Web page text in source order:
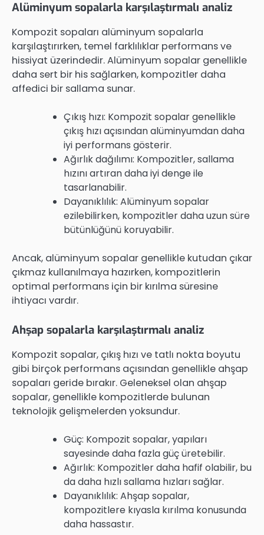
Alüminyum sopalarla karşılaştırmalı analiz
Kompozit sopaları alüminyum sopalarla
karşılaştırırken, temel farklılıklar performans ve
hissiyat üzerindedir. Alüminyum sopalar genellikle
daha sert bir his sağlarken, kompozitler daha
affedici bir sallama sunar.
Çıkış hızı: Kompozit sopalar genellikle
çıkış hızı açısından alüminyumdan daha
iyi performans gösterir.
Ağırlık dağılımı: Kompozitler, sallama
hızını artıran daha iyi denge ile
tasarlanabilir.
Dayanıklılık: Alüminyum sopalar
ezilebilirken, kompozitler daha uzun süre
bütünlüğünü koruyabilir.
Ancak, alüminyum sopalar genellikle kutudan çıkar
çıkmaz kullanılmaya hazırken, kompozitlerin
optimal performans için bir kırılma süresine
ihtiyacı vardır.
Ahşap sopalarla karşılaştırmalı analiz
Kompozit sopalar, çıkış hızı ve tatlı nokta boyutu
gibi birçok performans açısından genellikle ahşap
sopaları geride bırakır. Geleneksel olan ahşap
sopalar, genellikle kompozitlerde bulunan
teknolojik gelişmelerden yoksundur.
Güç: Kompozit sopalar, yapıları
sayesinde daha fazla güç üretebilir.
Ağırlık: Kompozitler daha hafif olabilir, bu
da daha hızlı sallama hızları sağlar.
Dayanıklılık: Ahşap sopalar,
kompozitlere kıyasla kırılma konusunda
daha hassastır.